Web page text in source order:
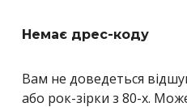
Немає дрес-коду
Вам не доведеться
або рок-зірки з 80-х.